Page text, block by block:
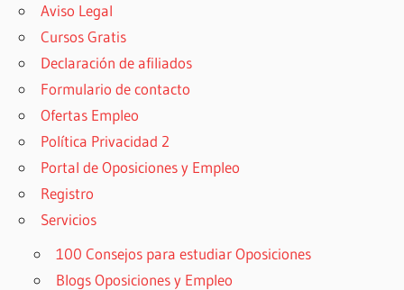
Aviso Legal
Cursos Gratis
Declaración de afiliados
Formulario de contacto
Ofertas Empleo
Política Privacidad 2
Portal de Oposiciones y Empleo
Registro
Servicios
100 Consejos para estudiar Oposiciones
Blogs Oposiciones y Empleo